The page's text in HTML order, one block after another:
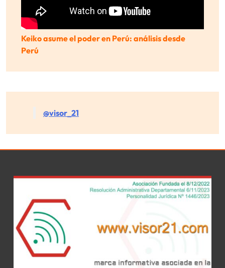
Keiko asume el poder en Perú: análisis desde
Perú
@visor_21